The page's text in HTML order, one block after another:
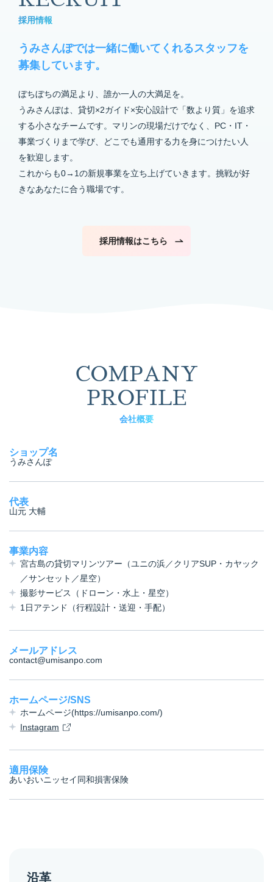
採用情報
うみさんぽでは一緒に働いてくれるスタッフを
募集しています。
ぼちぼちの満足より、誰か一人の大満足を。
うみさんぽは、貸切×2ガイド×安心設計で「数より質」を追求
する小さなチームです。マリンの現場だけでなく、PC・IT・
事業づくりまで学び、どこでも通用する力を身につけたい人
を歓迎します。
これからも0→1の新規事業を立ち上げていきます。挑戦が好
きなあなたに合う職場です。
採用情報はこちら
COMPANY
PROFILE
会社概要
ショップ名
うみさんぽ
代表
山元 大輔
事業内容
宮古島の貸切マリンツアー（ユニの浜／クリアSUP・カヤック
／サンセット／星空）
撮影サービス（ドローン・水上・星空）
1日アテンド（行程設計・送迎・手配）
メールアドレス
contact@umisanpo.com
ホームページ/SNS
ホームページ(https://umisanpo.com/)
Instagram
適用保険
あいおいニッセイ同和損害保険
沿革